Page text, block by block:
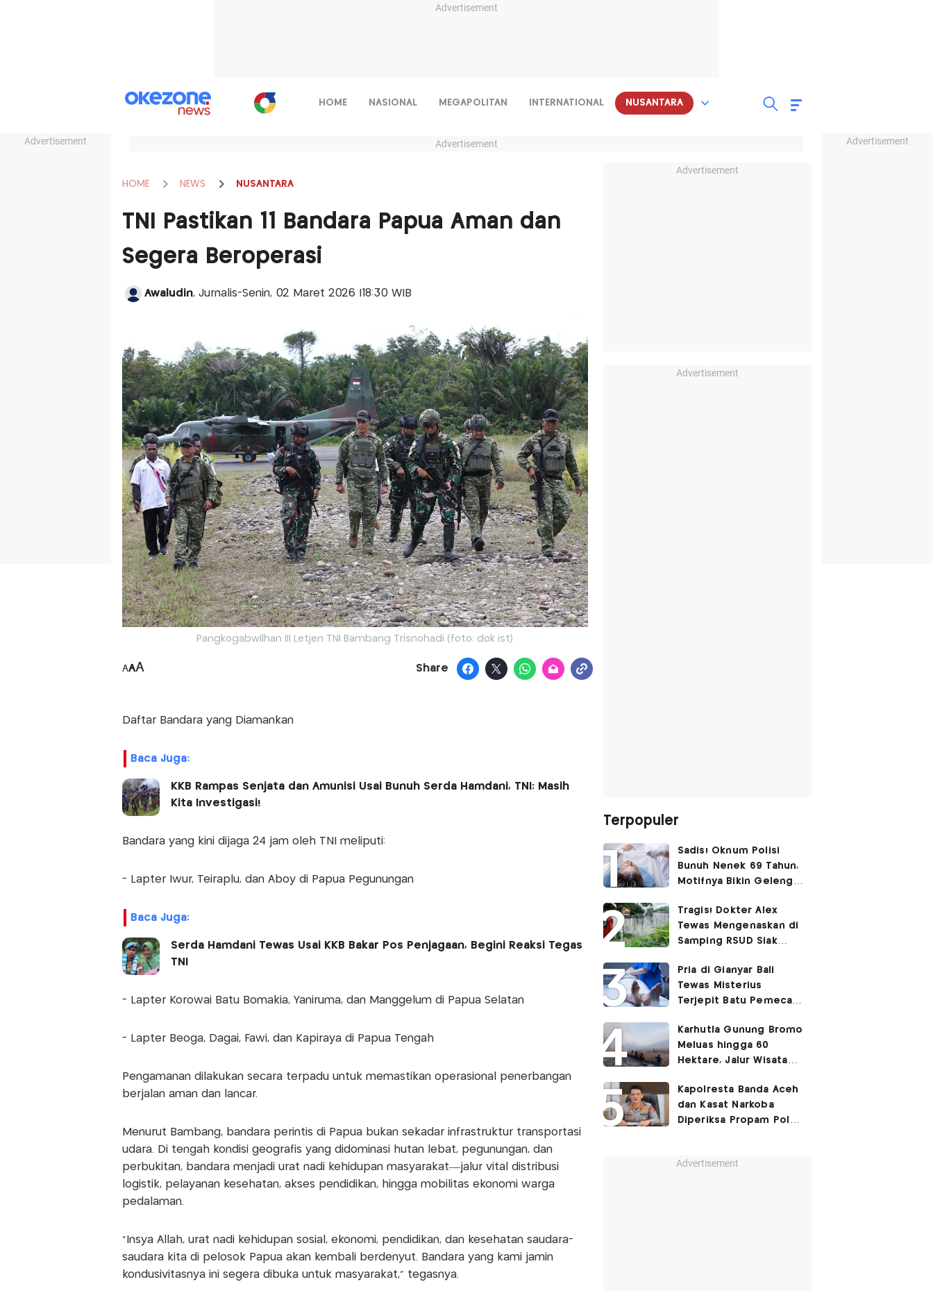
Advertisement
Advertisement Advertisement
HOME NASIONAL MEGAPOLITAN INTERNATIONAL NUSANTARA
Advertisement
HOME NEWS NUSANTARA
TNI Pastikan 11 Bandara Papua Aman dan
Segera Beroperasi
Awaludin, Jurnalis-Senin, 02 Maret 2026 |18:30 WIB
Pangkogabwilhan III Letjen TNI Bambang Trisnohadi (foto: dok ist)
AAA Share
Daftar Bandara yang Diamankan
Baca Juga:
KKB Rampas Senjata dan Amunisi Usai Bunuh Serda Hamdani, TNI: Masih
Kita Investigasi!
Bandara yang kini dijaga 24 jam oleh TNI meliputi:
- Lapter Iwur, Teiraplu, dan Aboy di Papua Pegunungan
Baca Juga:
Serda Hamdani Tewas Usai KKB Bakar Pos Penjagaan, Begini Reaksi Tegas
TNI
- Lapter Korowai Batu Bomakia, Yaniruma, dan Manggelum di Papua Selatan
- Lapter Beoga, Dagai, Fawi, dan Kapiraya di Papua Tengah
Pengamanan dilakukan secara terpadu untuk memastikan operasional penerbangan
berjalan aman dan lancar.
Menurut Bambang, bandara perintis di Papua bukan sekadar infrastruktur transportasi
udara. Di tengah kondisi geografis yang didominasi hutan lebat, pegunungan, dan
perbukitan, bandara menjadi urat nadi kehidupan masyarakat—jalur vital distribusi
logistik, pelayanan kesehatan, akses pendidikan, hingga mobilitas ekonomi warga
pedalaman.
“Insya Allah, urat nadi kehidupan sosial, ekonomi, pendidikan, dan kesehatan saudara-
saudara kita di pelosok Papua akan kembali berdenyut. Bandara yang kami jamin
kondusivitasnya ini segera dibuka untuk masyarakat,” tegasnya.
Advertisement
Advertisement
Terpopuler
Sadis! Oknum Polisi
Bunuh Nenek 69 Tahun,
Motifnya Bikin Geleng
Tragis! Dokter Alex
Tewas Mengenaskan di
Samping RSUD Siak
Rocuronium
Pria di Gianyar Bali
Tewas Misterius
Terjepit Batu Pemecah
Karhutla Gunung Bromo
Meluas hingga 60
Hektare, Jalur Wisata
Kapolresta Banda Aceh
dan Kasat Narkoba
Diperiksa Propam Polri,
Advertisement